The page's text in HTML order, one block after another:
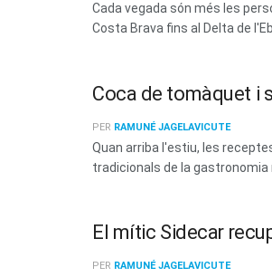
Cada vegada són més les
Costa Brava fins al Delta de
Coca de tomàquet i
PER RAMUNÉ JAGELAVICUTE
Quan arriba l'estiu, les
tradicionals de la gastronomia
El mític Sidecar
PER RAMUNÉ JAGELAVICUTE